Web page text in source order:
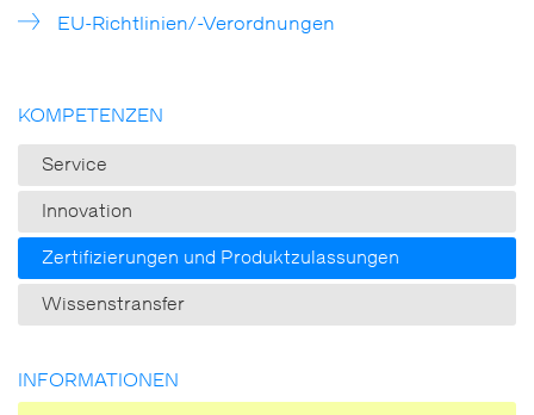
EU-Richtlinien/-Verordnungen
KOMPETENZEN
Service
Innovation
Zertifizierungen und Produktzulassungen
Wissenstransfer
INFORMATIONEN